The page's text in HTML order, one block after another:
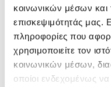
κοινωνικών μέσων και
επισκεψιμότητάς μας.
πληροφορίες που
χρησιμοποιείτε τον
κοινωνικών μέσων,
οποίοι ενδεχομένως